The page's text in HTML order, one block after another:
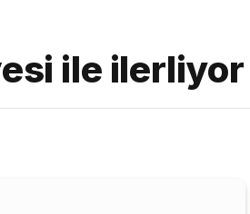
ile ilerliyor